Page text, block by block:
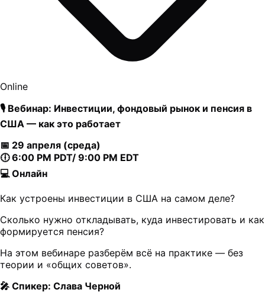
Online
🎙 Вебинар: Инвестиции, фондовый рынок и пенсия в
США — как это работает
📅 29 апреля (среда)
🕕 6:00 PM PDT/ 9:00 PM EDT
💻 Онлайн
Как устроены инвестиции в США на самом деле?
Сколько нужно откладывать, куда инвестировать и как
формируется пенсия?
На этом вебинаре разберём всё на практике — без
теории и «общих советов».
🎤 Спикер: Слава Черной